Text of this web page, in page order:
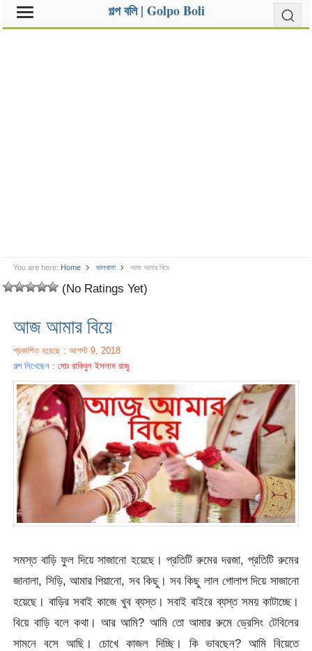
গল্প বলি | Golpo Boli
You are here: Home ভালবাসা আজ আমার বিয়ে
(No Ratings Yet)
আজ আমার বিয়ে
প্রকাশিত হয়েছে : আগস্ট 9, 2018
গল্প লিখেছেন :মোঃ রাকিবুল ইসলাম রাজু
সমস্ত বাড়ি ফুল দিয়ে সাজানো হয়েছে। প্রতিটি রুমের দরজা, প্রতিটি রুমের
জানালা, সিড়ি, আমার পিয়ানো, সব কিছু। সব কিছু লাল গোলাপ দিয়ে সাজানো
হয়েছে। বাড়ির সবাই কাজে খুব ব্যস্ত। সবাই বাইরে ব্যস্ত সময় কাটাচ্ছে।
বিয়ে বাড়ি বলে কথা। আর আমি? আমি তো আমার রুমে ড্রেসিং টেবিলের
সামনে বসে আছি। চোখে কাজল দিচ্ছি। কি ভাবছেন? আমি বিয়েতে